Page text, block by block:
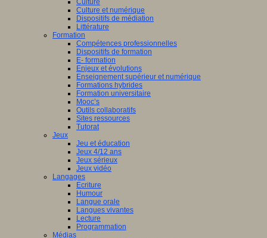
Culture
Culture et numérique
Dispositifs de médiation
Littérature
Formation
Compétences professionnelles
Dispositifs de formation
E- formation
Enjeux et évolutions
Enseignement supérieur et numérique
Formations hybrides
Formation universitaire
Mooc’s
Outils collaboratifs
Sites ressources
Tutorat
Jeux
Jeu et éducation
Jeux 4/12 ans
Jeux sérieux
Jeux vidéo
Langages
Ecriture
Humour
Langue orale
Langues vivantes
Lecture
Programmation
Médias